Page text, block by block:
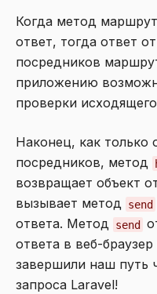
Когда метод
ответ, тогда ответ
посредников
приложению
проверки
Наконец, как только
посредников, метод
возвращает объект
вызывает метод send
ответа. Метод send
ответа в веб-
завершили наш путь
запроса Laravel!